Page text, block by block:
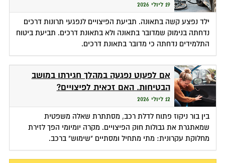
19 ליולי 2026
ילד נפצע קשה בתאונה. תביעת הפיצויים לנפגעי תרונות דרכים
נדחתה בנימוק שמדובר בתאונה ולא בתאונת דרכים. תביעת ביטוח
התלמידים נדחתה כי מדובר בתאונת דרכים.
אם לפעוט נפגעה במהלך חגירתו במושב
הבטיחות. האם זכאית לפיצויים?
12 ליולי 2026
בין בור ניקוז פתוח לדלת רכב, מסתתרת שאלה משפטית
שמאתגרת את גבולות חוק הפיצויים. מקרה יומיומי הפך לזירת
מחלוקת עקרונית: מתי מתחיל ומסתיים "שימוש" ברכב.